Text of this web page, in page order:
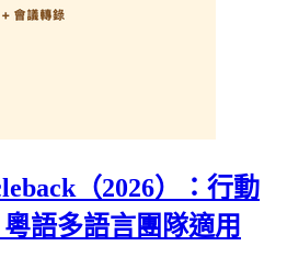
（2026）：行動
語多語言團隊適用